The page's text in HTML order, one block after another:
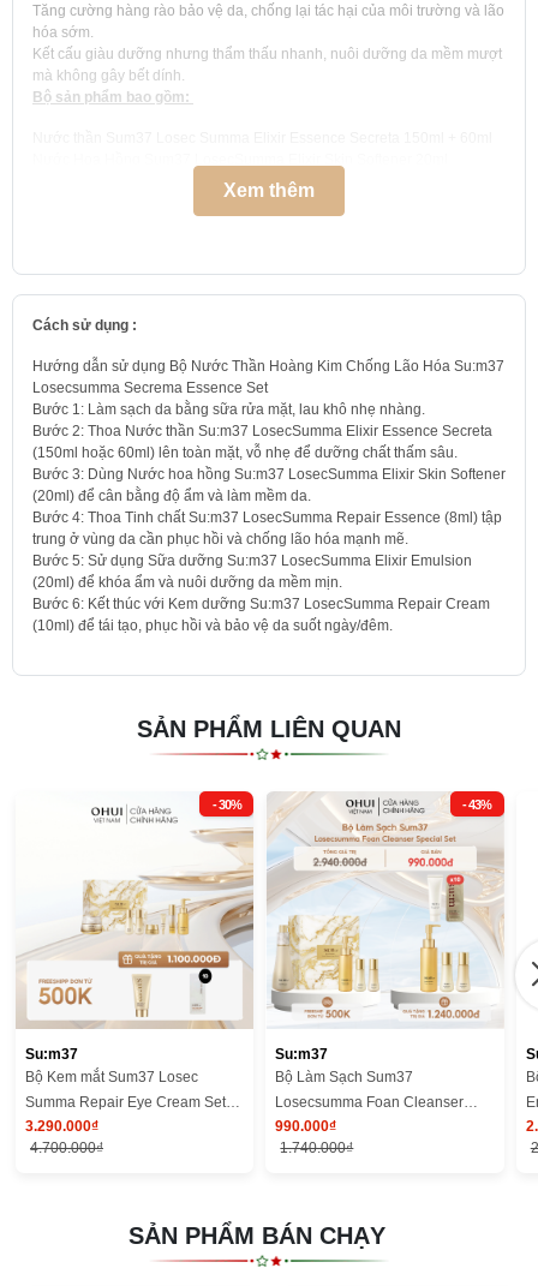
Tăng cường hàng rào bảo vệ da, chống lại tác hại của môi trường và lão
hóa sớm.
Kết cấu giàu dưỡng nhưng thẩm thấu nhanh, nuôi dưỡng da mềm mượt
mà không gây bết dính.
Bộ sản phẩm bao gồm:
Sữa dưỡng Sum37 LosecSumma Elixir Emulsion 20ml
Hạn sử dụng: 3 năm kể từ ngày sản xuất (thông tin được in trên bao bì)
Xem thêm
Cách sử dụng :
Hướng dẫn sử dụng Bộ Nước Thần Hoàng Kim Chống Lão Hóa Su:m37
Losecsumma Secrema Essence Set
Bước 1: Làm sạch da bằng sữa rửa mặt, lau khô nhẹ nhàng.
Bước 2: Thoa Nước thần Su:m37 LosecSumma Elixir Essence Secreta
(150ml hoặc 60ml) lên toàn mặt, vỗ nhẹ để dưỡng chất thấm sâu.
Bước 3: Dùng Nước hoa hồng Su:m37 LosecSumma Elixir Skin Softener
(20ml) để cân bằng độ ẩm và làm mềm da.
Bước 4: Thoa Tinh chất Su:m37 LosecSumma Repair Essence (8ml) tập
trung ở vùng da cần phục hồi và chống lão hóa mạnh mẽ.
Bước 5: Sử dụng Sữa dưỡng Su:m37 LosecSumma Elixir Emulsion
(20ml) để khóa ẩm và nuôi dưỡng da mềm mịn.
Bước 6: Kết thúc với Kem dưỡng Su:m37 LosecSumma Repair Cream
(10ml) để tái tạo, phục hồi và bảo vệ da suốt ngày/đêm.
SẢN PHẨM LIÊN QUAN
- 30%
Su:m37
Bộ Kem mắt Sum37 Losec
Summa Repair Eye Cream Set
Y25
3.290.000₫
4.700.000₫
- 43%
Su:m37
Bộ Làm Sạch Sum37
Losecsumma Foan Cleanser
Special Set
990.000₫
1.740.000₫
SẢN PHẨM BÁN CHẠY